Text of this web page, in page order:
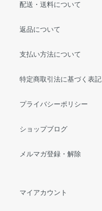
配送・送料について
返品について
支払い方法について
特定商取引法に基づく表記
プライバシーポリシー
ショップブログ
メルマガ登録・解除
マイアカウント